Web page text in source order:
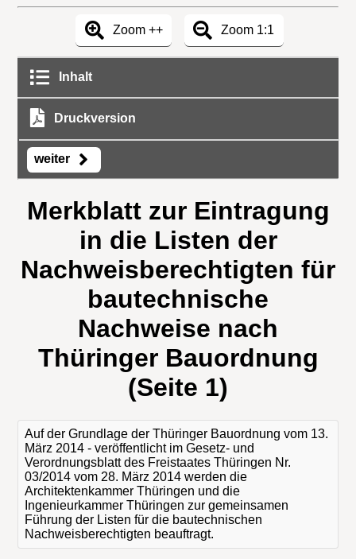
Zoom ++ Zoom 1:1
Inhalt
Druckversion
weiter
Merkblatt zur Eintragung
in die Listen der
Nachweisberechtigten für
bautechnische
Nachweise nach
Thüringer Bauordnung
(Seite 1)
Auf der Grundlage der Thüringer Bauordnung vom 13.
März 2014 - veröffentlicht im Gesetz- und
Verordnungsblatt des Freistaates Thüringen Nr.
03/2014 vom 28. März 2014 werden die
Architektenkammer Thüringen und die
Ingenieurkammer Thüringen zur gemeinsamen
Führung der Listen für die bautechnischen
Nachweisberechtigten beauftragt.